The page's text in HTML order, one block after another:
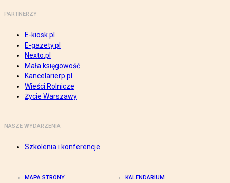
PARTNERZY
E-kiosk.pl
E-gazety.pl
Nexto.pl
Mała księgowość
Kancelarierp.pl
Wieści Rolnicze
Życie Warszawy
NASZE WYDARZENIA
Szkolenia i konferencje
MAPA STRONY KALENDARIUM